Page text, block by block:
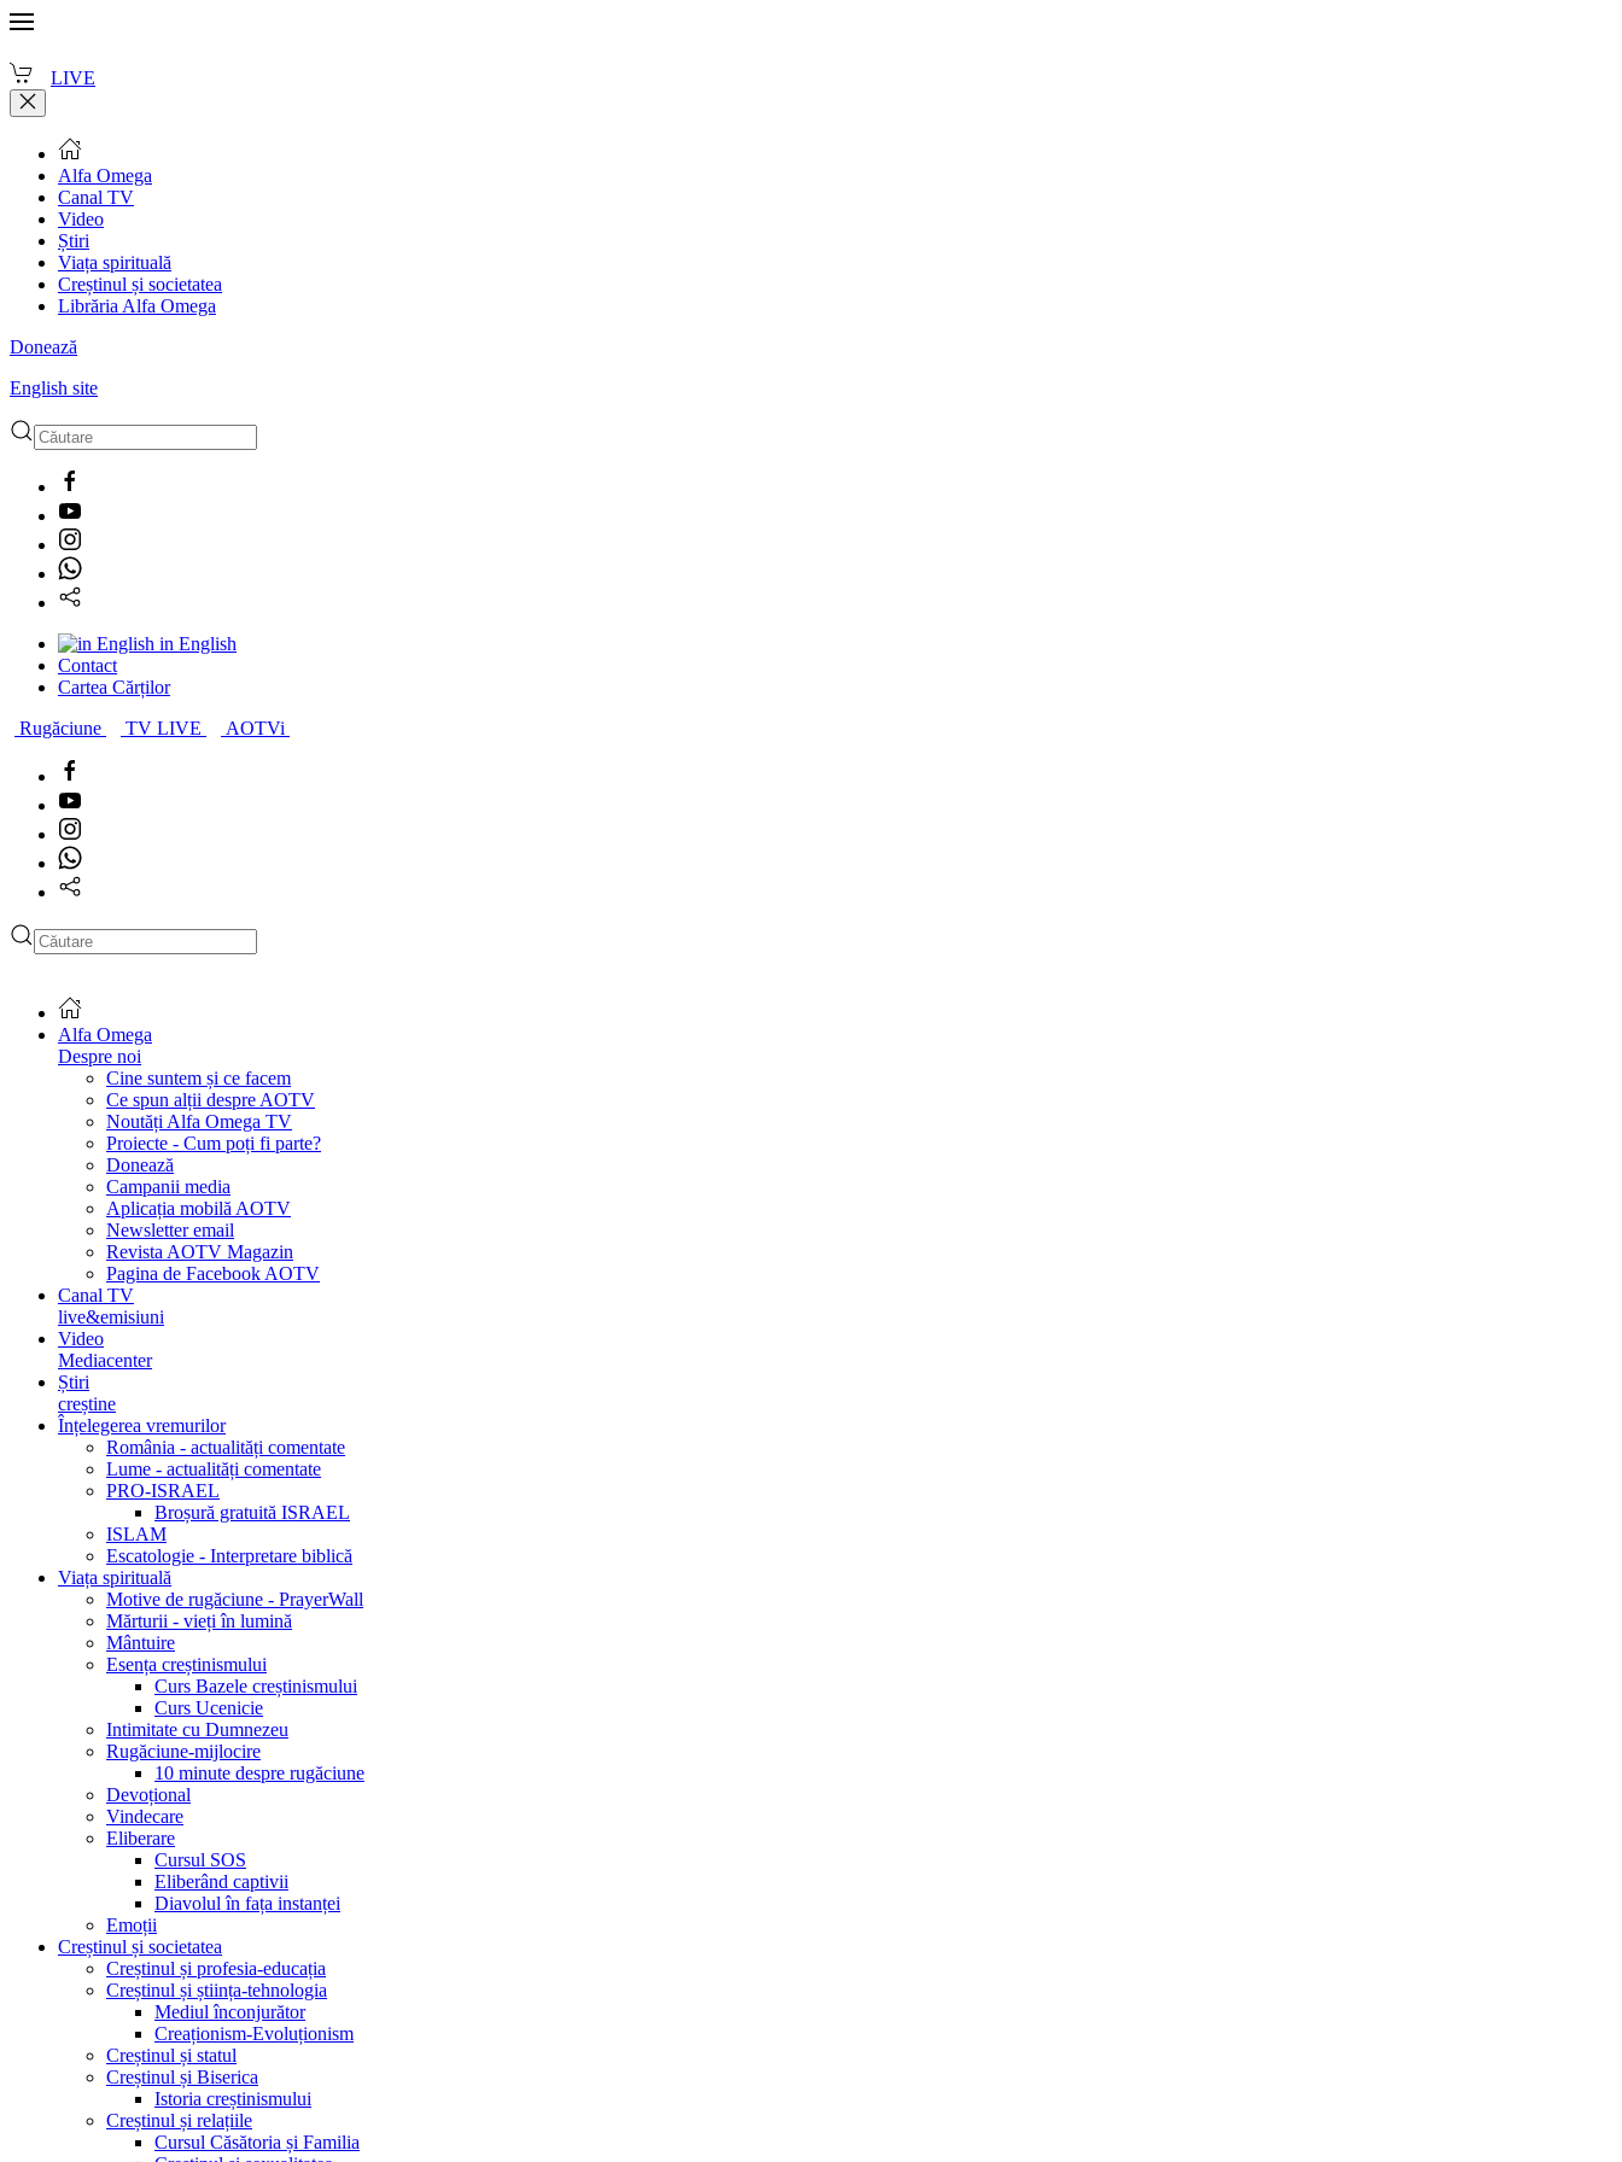
LIVE
Alfa Omega
Canal TV
Video
Știri
Viața spirituală
Creștinul și societatea
Librăria Alfa Omega
Donează
English site
for results.
in English
Contact
Cartea Cărților
Rugăciune
TV LIVE AOTVi
Alfa Omega
Despre noi
Cine suntem și ce facem
Ce spun alții despre AOTV
Noutăți Alfa Omega TV
Proiecte - Cum poți fi parte?
Donează
Campanii media
Aplicația mobilă AOTV
Newsletter email
Revista AOTV Magazin
Pagina de Facebook AOTV
Canal TV
live&emisiuni
Video
Mediacenter
Știri
creștine
Înțelegerea vremurilor
România - actualități comentate
Lume - actualități comentate
PRO-ISRAEL
Broșură gratuită ISRAEL
ISLAM
Escatologie - Interpretare biblică
Viața spirituală
Motive de rugăciune - PrayerWall
Mărturii - vieți în lumină
Mântuire
Esența creștinismului
Curs Bazele creștinismului
Curs Ucenicie
Intimitate cu Dumnezeu
Rugăciune-mijlocire
10 minute despre rugăciune
Devoțional
Vindecare
Eliberare
Cursul SOS
Eliberând captivii
Diavolul în fața instanței
Emoții
Creștinul și societatea
Creștinul și profesia-educația
Creștinul și știința-tehnologia
Mediul înconjurător
Creaționism-Evoluționism
Creștinul și statul
Creștinul și Biserica
Istoria creștinismului
Creștinul și relațiile
Cursul Căsătoria și Familia